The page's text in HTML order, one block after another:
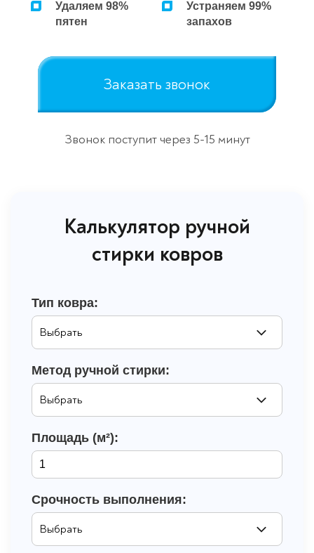
Удаляем 98%
пятен
Устраняем 99%
запахов
Заказать звонок
Звонок поступит через 5-15 минут
Калькулятор ручной
стирки ковров
Тип ковра:
Метод ручной стирки:
Площадь (м²):
Срочность выполнения: